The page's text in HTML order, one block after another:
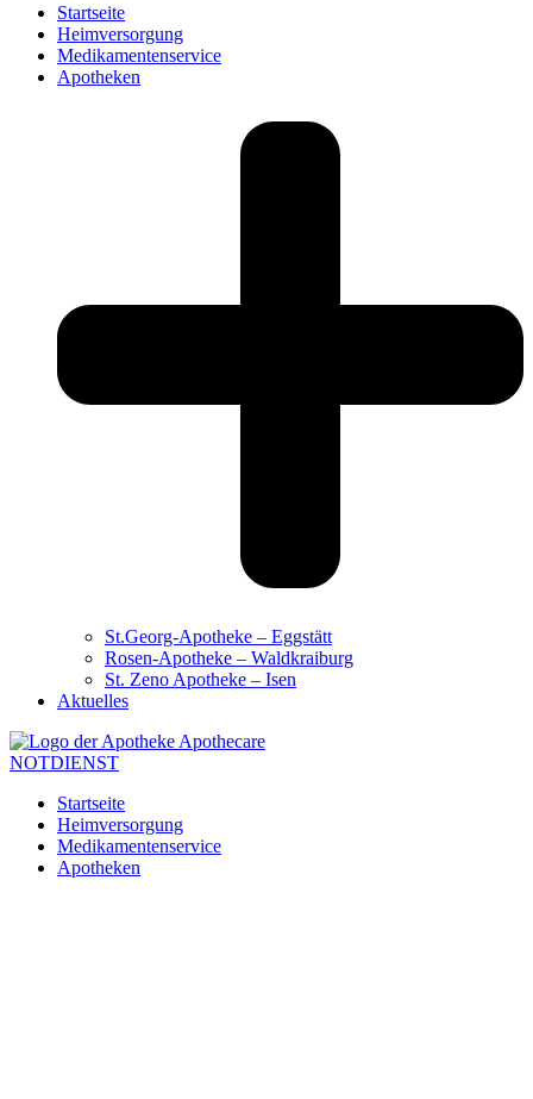
Startseite
Heimversorgung
Medikamentenservice
Apotheken
St.Georg-Apotheke – Eggstätt
Rosen-Apotheke – Waldkraiburg
St. Zeno Apotheke – Isen
Aktuelles
NOTDIENST
Startseite
Heimversorgung
Medikamentenservice
Apotheken